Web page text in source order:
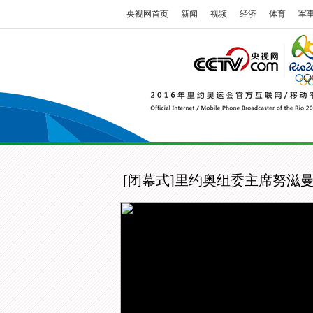
央视网首页 新闻 视频 经济 体育 军
[闭幕式]里约奥组委主席努滋